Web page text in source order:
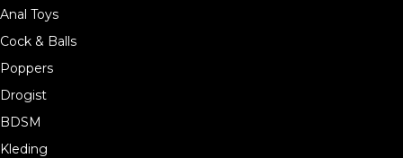
Anal Toys
Cock & Balls
Poppers
Drogist
BDSM
Kleding